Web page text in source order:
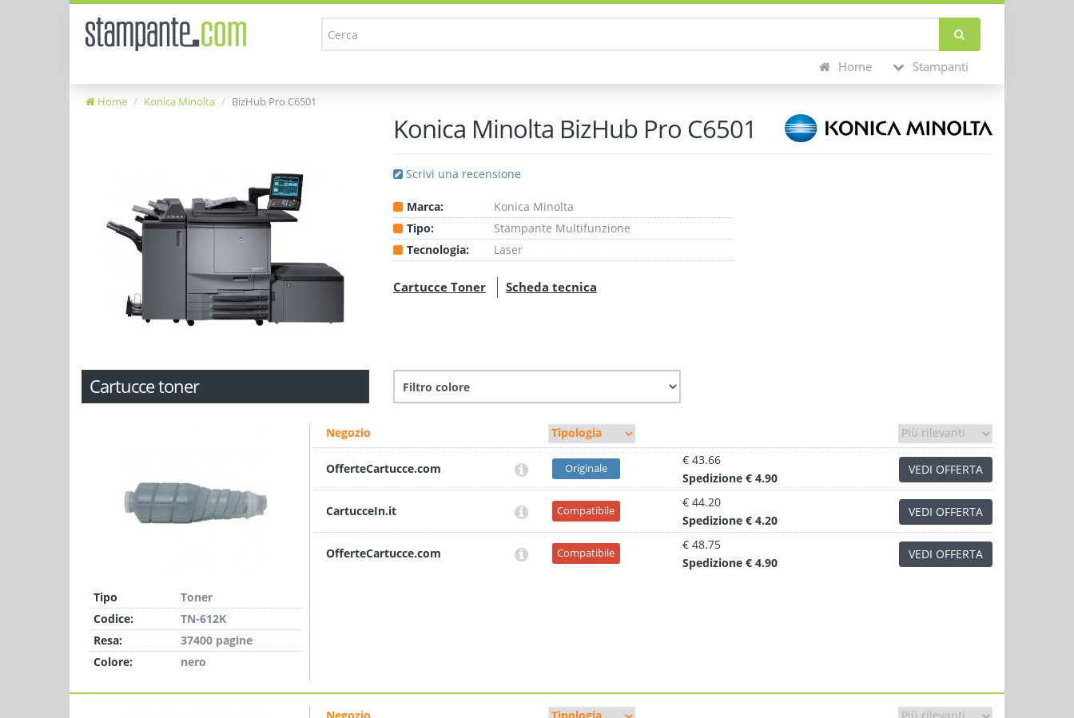
Home Stampanti
Home Konica Minolta BizHub Pro C6501
Konica Minolta BizHub Pro C6501
Scrivi una recensione
Marca:
Konica Minolta
Tipo:
Stampante Multifunzione
Tecnologia:
Laser
Cartucce Toner Scheda tecnica
Cartucce toner
Tipo
Toner
Codice:
TN-612K
Resa:
37400 pagine
Colore:
nero
Negozio
OfferteCartucce.com Originale
€ 43.66
Spedizione € 4.90
VEDI OFFERTA
CartucceIn.it Compatibile
€ 44.20
Spedizione € 4.20
VEDI OFFERTA
OfferteCartucce.com Compatibile
€ 48.75
Spedizione € 4.90
VEDI OFFERTA